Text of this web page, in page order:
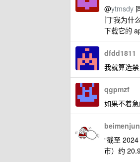
@ytmsdy
门"我为什
下载它的
dfdd1811
我就算选
qgpmzf
如果不着
beimenjun
“截至
市）约